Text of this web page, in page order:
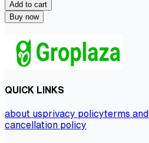
Add to cart
Buy now
QUICK LINKS
about usprivacy policyterms
cancellation policy